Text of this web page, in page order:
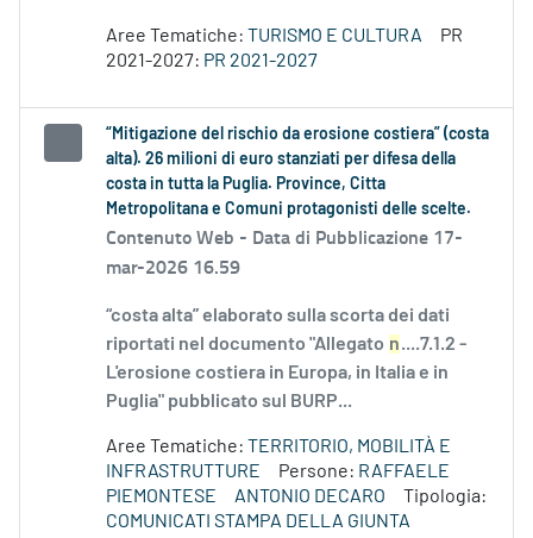
Aree Tematiche: TURISMO E CULTURA
PR
2021-2027: PR 2021-2027
“Mitigazione del rischio da erosione costiera” (costa
alta). 26 milioni di euro stanziati per difesa della
costa in tutta la Puglia. Province, Citta
Metropolitana e Comuni protagonisti delle scelte.
Contenuto Web - Data di Pubblicazione 17-
mar-2026 16.59
“costa alta” elaborato sulla scorta dei dati
riportati nel documento "Allegato n....7.1.2 -
L'erosione costiera in Europa, in Italia e in
Puglia" pubblicato sul BURP...
Aree Tematiche: TERRITORIO, MOBILITÀ E
INFRASTRUTTURE
Persone: RAFFAELE
PIEMONTESE
ANTONIO DECARO
Tipologia:
COMUNICATI STAMPA DELLA GIUNTA